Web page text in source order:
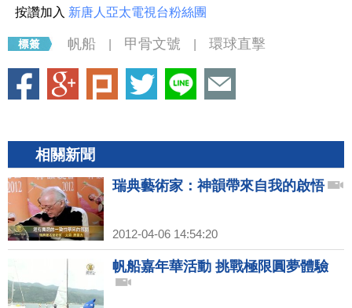
按讚加入 新唐人亞太電視台粉絲團
帆船 甲骨文號 環球直擊
相關新聞
瑞典藝術家：神韻帶來自我的啟悟
2012-04-06 14:54:20
帆船嘉年華活動 挑戰極限圓夢體驗